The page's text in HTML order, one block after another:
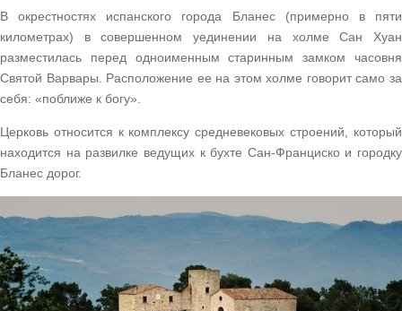
В окрестностях испанского города Бланес (примерно в пяти
километрах) в совершенном уединении на холме Сан Хуан
разместилась перед одноименным старинным замком часовня
Святой Варвары. Расположение ее на этом холме говорит само за
себя: «поближе к богу».
Церковь относится к комплексу средневековых строений, который
находится на развилке ведущих к бухте Сан-Франциско и городку
Бланес дорог.